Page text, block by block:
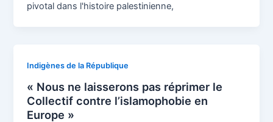
pivotal dans l'histoire palestinienne,
Indigènes de la République
« Nous ne laisserons pas réprimer le
Collectif contre l’islamophobie en
Europe »